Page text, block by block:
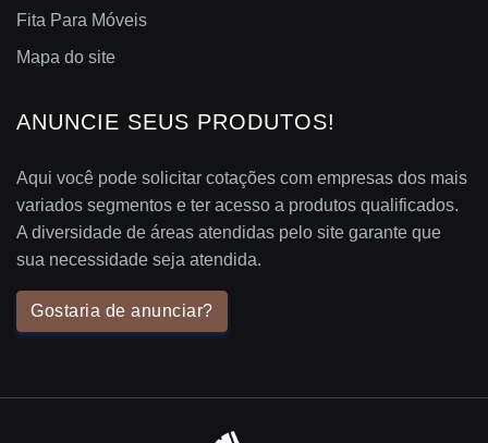
Fita Para Móveis
Mapa do site
ANUNCIE SEUS PRODUTOS!
Aqui você pode solicitar cotações com empresas dos mais
variados segmentos e ter acesso a produtos qualificados.
A diversidade de áreas atendidas pelo site garante que
sua necessidade seja atendida.
Gostaria de anunciar?